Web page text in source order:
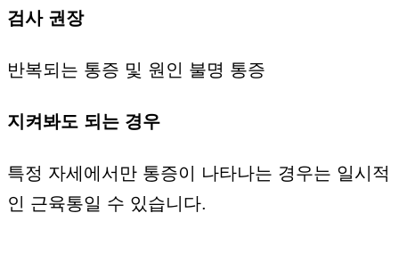
검사 권장
반복되는 통증 및 원인 불명 통증
지켜봐도 되는 경우
특정 자세에서만 통증이 나타나는 경우는 일시적
인 근육통일 수 있습니다.